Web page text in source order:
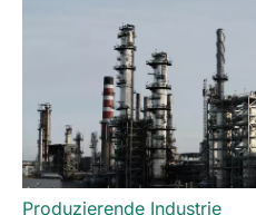
Produzierende Industrie